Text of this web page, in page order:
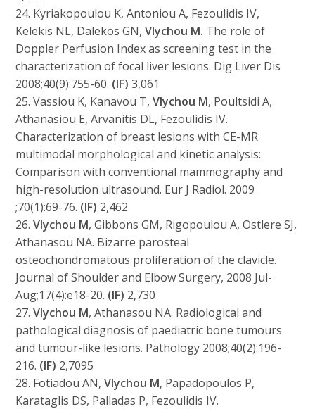
24. Kyriakopoulou K, Antoniou A, Fezoulidis IV,
Kelekis NL, Dalekos GN,Vlychou M. The role of
Doppler Perfusion Index as screening test in the
characterization of focal liver lesions. Dig Liver Dis
2008;40(9):755-60. (IF) 3,061
25. Vassiou K, Kanavou T,Vlychou M, Poultsidi A,
Athanasiou E, Arvanitis DL, Fezoulidis IV.
Characterization of breast lesions with CE-MR
multimodal morphological and kinetic analysis:
Comparison with conventional mammography and
high-resolution ultrasound. Eur J Radiol. 2009
;70(1):69-76. (IF) 2,462
26. Vlychou M, Gibbons GM, Rigopoulou A, Ostlere SJ,
Athanasou NA. Bizarre parosteal
osteochondromatous proliferation of the clavicle.
Journal of Shoulder and Elbow Surgery, 2008 Jul-
Aug;17(4):e18-20. (IF) 2,730
27.Vlychou M, Athanasou NA. Radiological and
pathological diagnosis of paediatric bone tumours
and tumour-like lesions. Pathology 2008;40(2):196-
216. (IF) 2,7095
28. Fotiadou AN,Vlychou M, Papadopoulos P,
Karataglis DS, Palladas P, Fezoulidis IV.